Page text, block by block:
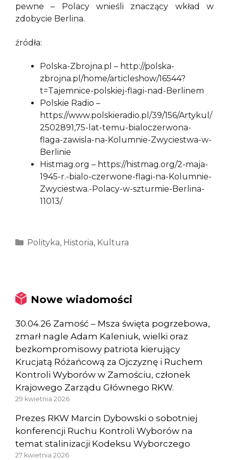
pewne – Polacy wnieśli znaczący wkład w
zdobycie Berlina.
źródła:
Polska-Zbrojna.pl – http://polska-
zbrojna.pl/home/articleshow/16544?
t=Tajemnice-polskiej-flagi-nad-Berlinem
Polskie Radio –
https://www.polskieradio.pl/39/156/Artykul/
2502891,75-lat-temu-bialoczerwona-
flaga-zawisla-na-Kolumnie-Zwyciestwa-w-
Berlinie
Histmag.org – https://histmag.org/2-maja-
1945-r.-bialo-czerwone-flagi-na-Kolumnie-
Zwyciestwa.-Polacy-w-szturmie-Berlina-
11013/
Kategorie
Polityka, Historia, Kultura
Nowe wiadomości
30.04.26 Zamość – Msza święta pogrzebowa,
zmarł nagle Adam Kaleniuk, wielki oraz
bezkompromisowy patriota kierujący
Krucjatą Różańcową za Ojczyznę i Ruchem
Kontroli Wyborów w Zamościu, członek
Krajowego Zarządu Głównego RKW.
29 kwietnia 2026
Prezes RKW Marcin Dybowski o sobotniej
konferencji Ruchu Kontroli Wyborów na
temat stalinizacji Kodeksu Wyborczego
27 kwietnia 2026